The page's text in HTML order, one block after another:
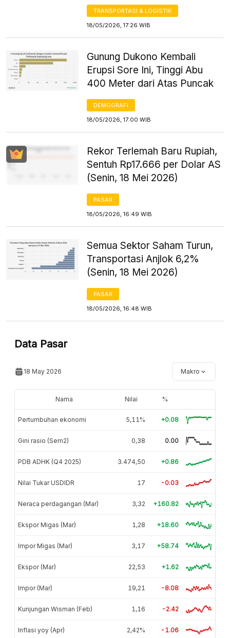
TRANSPORTASI & LOGISTIK
18/05/2026, 17:26 WIB
Gunung Dukono Kembali
Erupsi Sore Ini, Tinggi Abu
400 Meter dari Atas Puncak
DEMOGRAFI
18/05/2026, 17:00 WIB
Rekor Terlemah Baru Rupiah,
Sentuh Rp17.666 per Dolar AS
(Senin, 18 Mei 2026)
PASAR
18/05/2026, 16:49 WIB
Semua Sektor Saham Turun,
Transportasi Anjlok 6,2%
(Senin, 18 Mei 2026)
PASAR
18/05/2026, 16:48 WIB
Data Pasar
18 May 2026 Makro
Nama Nilai %
Pertumbuhan ekonomi 5,11% +0.08
Gini rasio (Sem2) 0,38 0.00
PDB ADHK (Q4 2025) 3.474,50 +0.86
Nilai Tukar USDIDR 17 -0.03
Neraca perdagangan (Mar) 3,32 +160.82
Ekspor Migas (Mar) 1,28 +18.60
Impor Migas (Mar) 3,17 +58.74
Ekspor (Mar) 22,53 +1.62
Impor (Mar) 19,21 -8.08
Kunjungan Wisman (Feb) 1,16 -2.42
Inflasi yoy (Apr) 2,42% -1.06